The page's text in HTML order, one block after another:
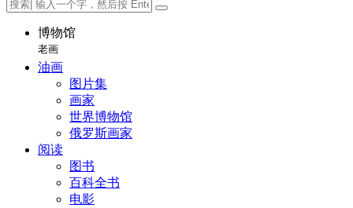
博物馆
老画
油画
图片集
画家
世界博物馆
俄罗斯画家
阅读
图书
百科全书
电影